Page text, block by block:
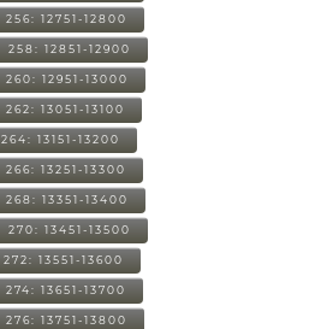
256: 12751-12800
258: 12851-12900
260: 12951-13000
262: 13051-13100
264: 13151-13200
266: 13251-13300
268: 13351-13400
270: 13451-13500
272: 13551-13600
274: 13651-13700
276: 13751-13800